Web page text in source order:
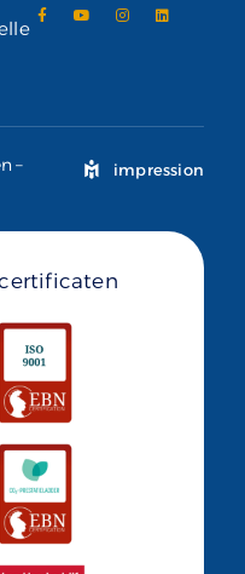
–
impression